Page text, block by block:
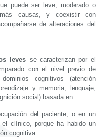
puede ser leve, moderado o
causas, y coexistir con
de alteraciones del
leves se caracterizan por el
con el nivel previo de
cognitivos (atención
y memoria, lenguaje,
social) basada en:
del paciente, o en un
clínico, porque ha habido un
cognitiva.